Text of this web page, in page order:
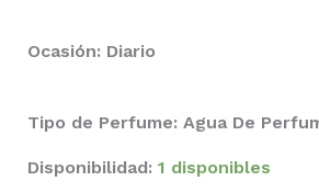
Ocasión: Diario
Tipo de Perfume: Agua De
Disponibilidad: 1 disponibles